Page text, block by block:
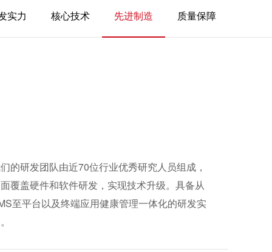
实力 核心技术 先进制造 质量保障
的研发团队由近70位行业优秀研究人员组成，
覆盖硬件和软件研发，实现技术升级。具备从
至平台以及终端应用健康管理一体化的研发实